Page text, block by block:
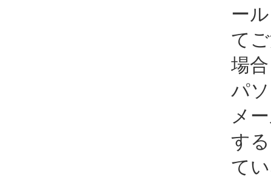
ー
て
場合
パ
メ
す
て